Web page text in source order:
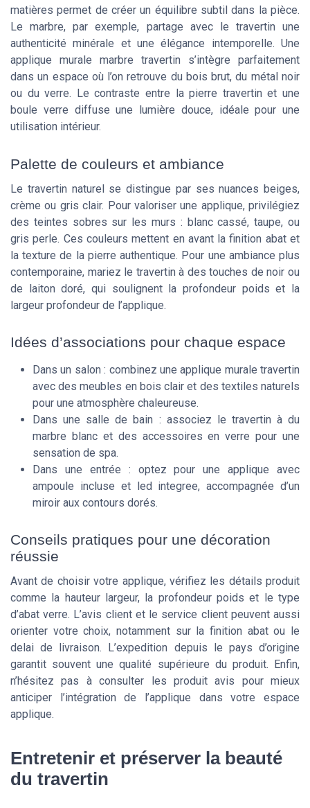
matières permet de créer un équilibre subtil dans la pièce.
Le marbre, par exemple, partage avec le travertin une
authenticité minérale et une élégance intemporelle. Une
applique murale marbre travertin s’intègre parfaitement
dans un espace où l’on retrouve du bois brut, du métal noir
ou du verre. Le contraste entre la pierre travertin et une
boule verre diffuse une lumière douce, idéale pour une
utilisation intérieur.
Palette de couleurs et ambiance
Le travertin naturel se distingue par ses nuances beiges,
crème ou gris clair. Pour valoriser une applique, privilégiez
des teintes sobres sur les murs : blanc cassé, taupe, ou
gris perle. Ces couleurs mettent en avant la finition abat et
la texture de la pierre authentique. Pour une ambiance plus
contemporaine, mariez le travertin à des touches de noir ou
de laiton doré, qui soulignent la profondeur poids et la
largeur profondeur de l’applique.
Idées d’associations pour chaque espace
Dans un salon : combinez une applique murale travertin
avec des meubles en bois clair et des textiles naturels
pour une atmosphère chaleureuse.
Dans une salle de bain : associez le travertin à du
marbre blanc et des accessoires en verre pour une
sensation de spa.
Dans une entrée : optez pour une applique avec
ampoule incluse et led integree, accompagnée d’un
miroir aux contours dorés.
Conseils pratiques pour une décoration
réussie
Avant de choisir votre applique, vérifiez les détails produit
comme la hauteur largeur, la profondeur poids et le type
d’abat verre. L’avis client et le service client peuvent aussi
orienter votre choix, notamment sur la finition abat ou le
delai de livraison. L’expedition depuis le pays d’origine
garantit souvent une qualité supérieure du produit. Enfin,
n’hésitez pas à consulter les produit avis pour mieux
anticiper l’intégration de l’applique dans votre espace
applique.
Entretenir et préserver la beauté
du travertin